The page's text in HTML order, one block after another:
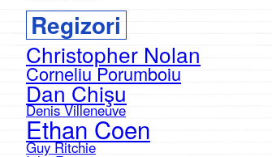
Regizori
Christopher Nolan
Corneliu Porumboiu
Dan Chişu
Denis Villeneuve
Ethan Coen
Guy Ritchie